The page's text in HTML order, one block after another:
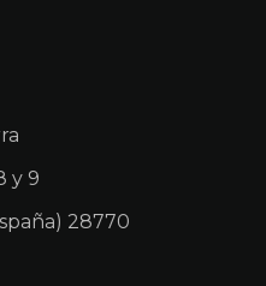
y 9
28770